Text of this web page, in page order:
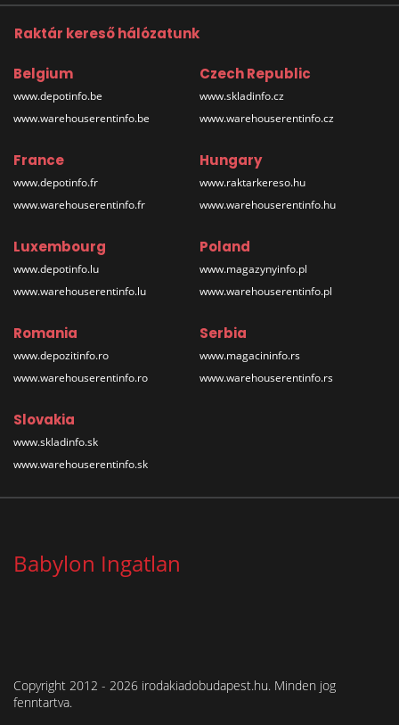
Raktár kereső hálózatunk
Belgium
www.depotinfo.be
www.warehouserentinfo.be
Czech Republic
www.skladinfo.cz
www.warehouserentinfo.cz
France
www.depotinfo.fr
www.warehouserentinfo.fr
Hungary
www.raktarkereso.hu
www.warehouserentinfo.hu
Luxembourg
www.depotinfo.lu
www.warehouserentinfo.lu
Poland
www.magazynyinfo.pl
www.warehouserentinfo.pl
Romania
www.depozitinfo.ro
www.warehouserentinfo.ro
Serbia
www.magacininfo.rs
www.warehouserentinfo.rs
Slovakia
www.skladinfo.sk
www.warehouserentinfo.sk
Babylon Ingatlan
Copyright 2012 - 2026 irodakiadobudapest.hu. Minden jog
fenntartva.